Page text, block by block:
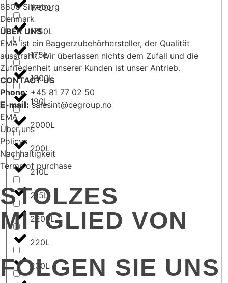
1700L
1750L
175L
1800L
190L
2000L
200L
210L
215L
2200L
220L
230L
8600 Silkeborg
Denmark
ÜBER UNS
EMA ist ein Baggerzubehörhersteller, der Qualität
ausstrahlt. Wir überlassen nichts dem Zufall und die
Zufriedenheit unserer Kunden ist unser Antrieb.
CONTACT US
Phone: +45 81 77 02 50
E-mail: salesint@cegroup.no
EMA
Über uns
Policys
Nachhaltigkeit
Terms of purchase
STOLZES
MITGLIED VON
FOLGEN SIE UNS